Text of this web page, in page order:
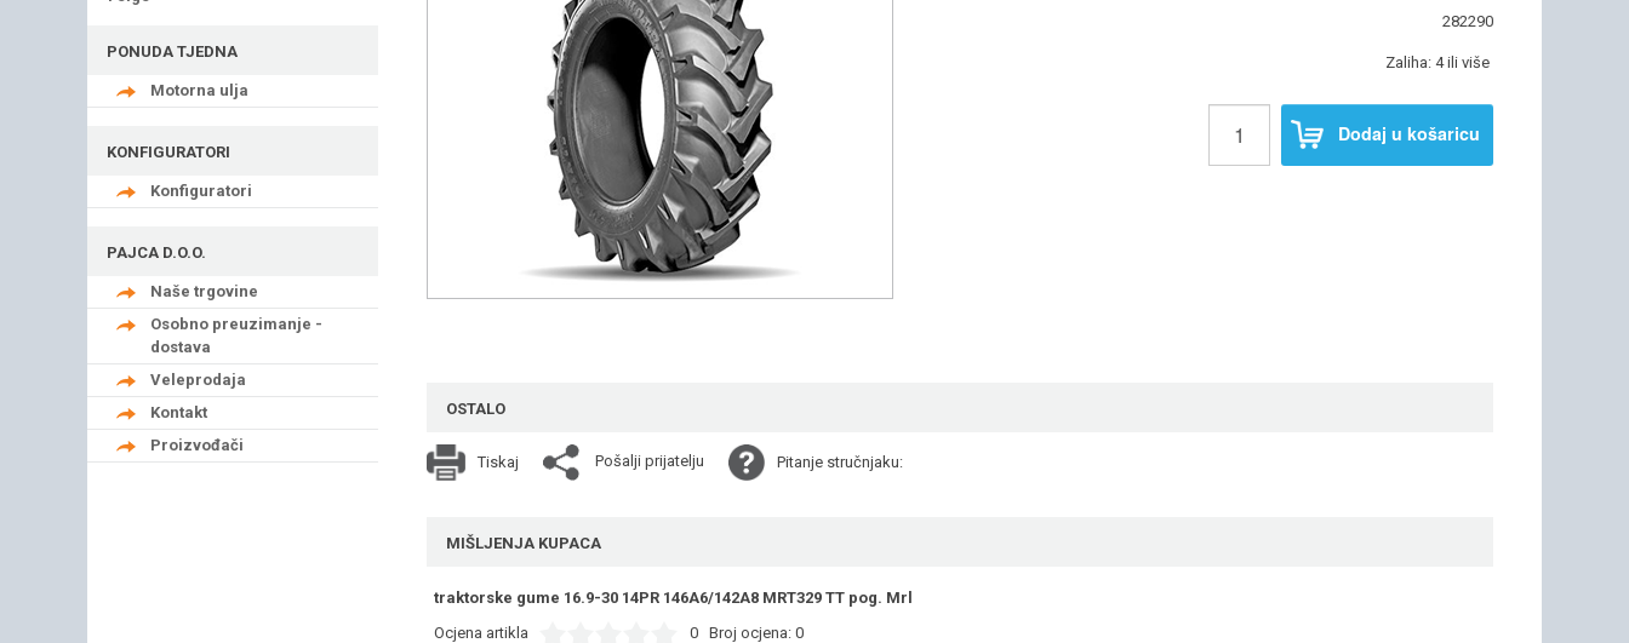
PONUDA TJEDNA
Motorna ulja
KONFIGURATORI
Konfiguratori
PAJCA D.O.O.
Naše trgovine
Osobno preuzimanje -
dostava
Veleprodaja
Kontakt
Proizvođači
282290
Zaliha: 4 ili više
Dodaj u košaricu
OSTALO
Tiskaj Pošalji prijatelju Pitanje stručnjaku:
MIŠLJENJA KUPACA
traktorske gume 16.9-30 14PR 146A6/142A8 MRT329 TT pog. Mrl
Ocjena artikla
0 Broj ocjena: 0